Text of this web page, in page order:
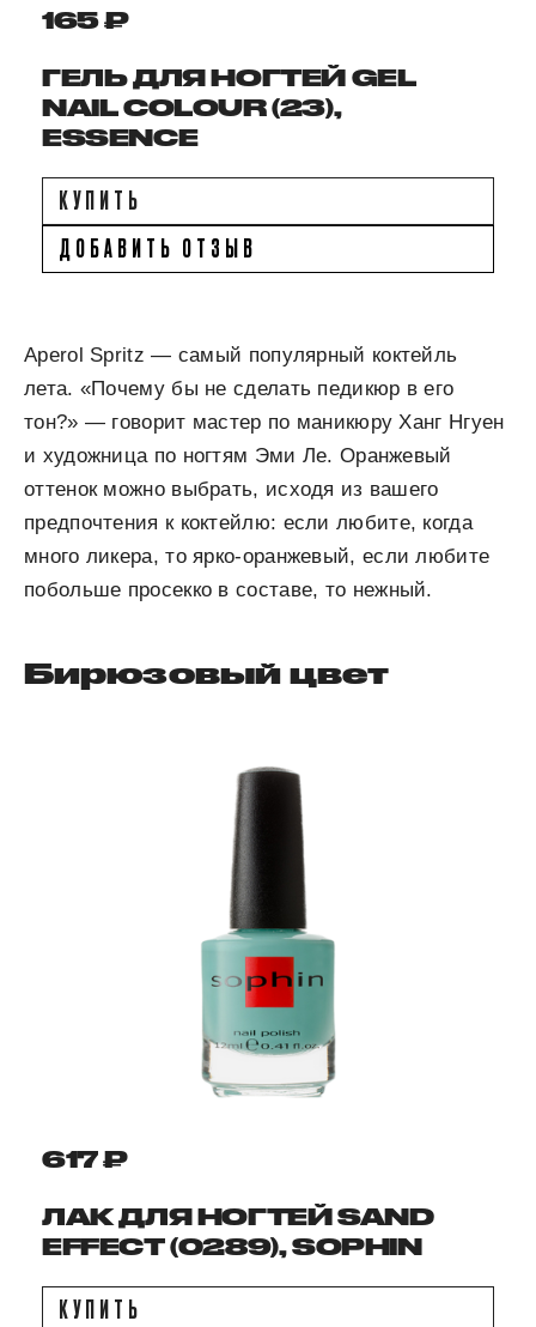
165 ₽
ГЕЛЬ ДЛЯ НОГТЕЙ GEL
NAIL COLOUR (23),
ESSENCE
КУПИТЬ
ДОБАВИТЬ ОТЗЫВ
Aperol Spritz — самый популярный коктейль
лета. «Почему бы не сделать педикюр в его
тон?» — говорит мастер по маникюру Ханг Нгуен
и художница по ногтям Эми Ле. Оранжевый
оттенок можно выбрать, исходя из вашего
предпочтения к коктейлю: если любите, когда
много ликера, то ярко-оранжевый, если любите
побольше просекко в составе, то нежный.
Бирюзовый цвет
617 ₽
ЛАК ДЛЯ НОГТЕЙ SAND
EFFECT (0289), SOPHIN
КУПИТЬ